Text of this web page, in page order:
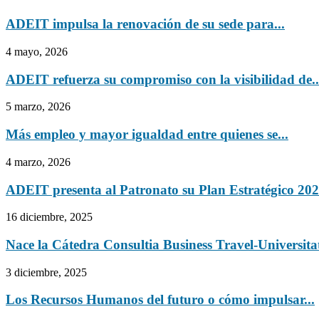
ADEIT impulsa la renovación de su sede para...
4 mayo, 2026
ADEIT refuerza su compromiso con la visibilidad
5 marzo, 2026
Más empleo y mayor igualdad entre quienes se...
4 marzo, 2026
ADEIT presenta al Patronato su Plan Estratégico
16 diciembre, 2025
Nace la Cátedra Consultia Business Travel-
3 diciembre, 2025
Los Recursos Humanos del futuro o cómo impulsar...